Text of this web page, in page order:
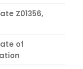
Z01356,
of